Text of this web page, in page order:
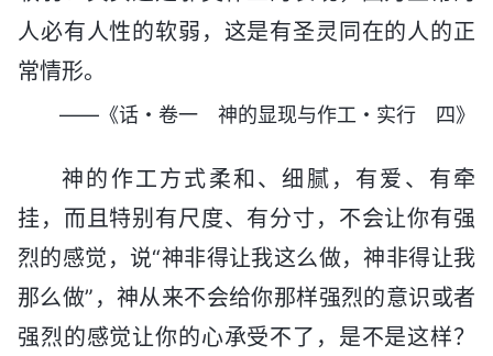
人必有人性的软弱，这是有圣灵同在的人的正
常情形。
——《话・卷一 神的显现与作工・实行 四》
神的作工方式柔和、细腻，有爱、有牵
挂，而且特别有尺度、有分寸，不会让你有强
烈的感觉，说“神非得让我这么做，神非得让我
那么做”，神从来不会给你那样强烈的意识或者
强烈的感觉让你的心承受不了，是不是这样？